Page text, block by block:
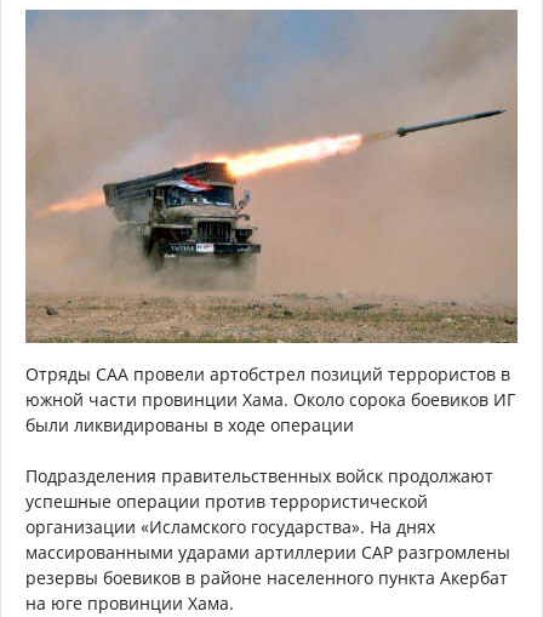
Отряды САА провели артобстрел позиций террористов в
южной части провинции Хама. Около сорока боевиков ИГ
были ликвидированы в ходе операции
Подразделения правительственных войск продолжают
успешные операции против террористической
организации «Исламского государства». На днях
массированными ударами артиллерии САР разгромлены
резервы боевиков в районе населенного пункта Акербат
на юге провинции Хама.